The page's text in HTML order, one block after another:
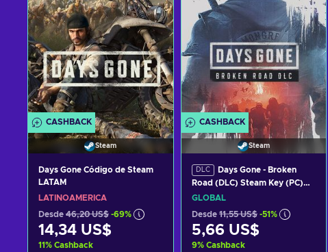
CASHBACK
Steam
Days Gone Código de Steam
LATAM
LATINOAMÉRICA
Desde 46,20 US$ -69%
14,34 US$
11% Cashback
CASHBACK
Steam
DLC
Days Gone - Broken
Road (DLC) Steam Key (PC)
GLOBAL
GLOBAL
Desde 11,55 US$ -51%
5,66 US$
9% Cashback